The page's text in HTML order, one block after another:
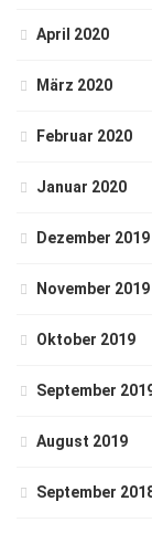
April 2020
März 2020
Februar 2020
Januar 2020
Dezember 2019
November 2019
Oktober 2019
September
August 2019
September